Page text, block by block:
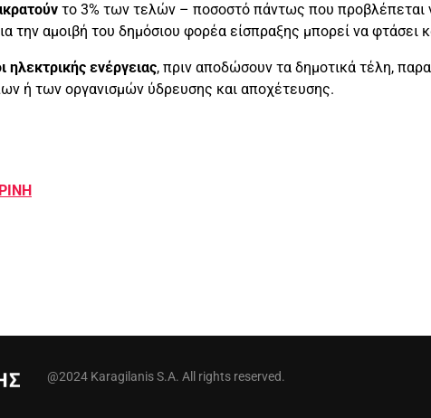
το 3% των τελών – ποσοστό πάντως που προβλέπεται
την αμοιβή του δημόσιου φορέα είσπραξης μπορεί να φτάσει
ηλεκτρικής ενέργειας, πριν αποδώσουν τα δημοτικά τέλη,
ή των οργανισμών ύδρευσης και αποχέτευσης.
@2024 Karagilanis S.A. All rights reserved.